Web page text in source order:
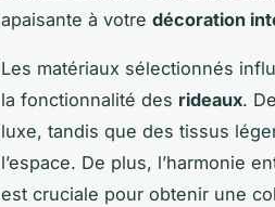
apaisante à votre décoration
Les matériaux sélectionnés
la fonctionnalité des rideaux.
luxe, tandis que des tissus
l’espace. De plus, l’harmonie
est cruciale pour obtenir une